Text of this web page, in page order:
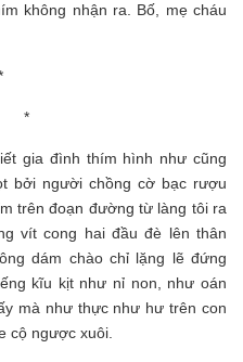
không nhận ra. Bố, mẹ cháu
*
gia đình thím hình như cũng
bởi người chồng cờ bạc rượu
trên đoạn đường từ làng tôi ra
vít cong hai đầu đè lên thân
dám chào chỉ lặng lẽ đứng
kĩu kịt như nỉ non, như oán
mà như thực như hư trên con
cộ ngược xuôi.